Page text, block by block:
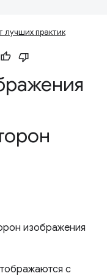
лучших практик
изображения
с